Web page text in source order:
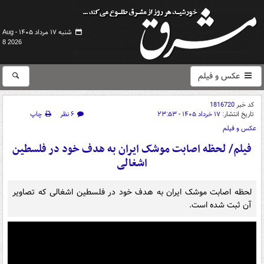
شنبه ۱۷ مرداد ۱۴۰۵ -
Aug
8 2026
عکس و فیلم
کد خبر1816720
تاریخ انتشار: ۱۷ خرداد ۱۴۰۵ - ۲۳:۵۳ ۶ نظر
چاپ
عکس و فیلم
فیلم/ لحظه اصابت موشک ایران به هدف خود در فلسطین
اشغالی
لحظه اصابت موشک ایران به هدف خود در فلسطین اشغالی که تصاویر
آن ثبت شده است.